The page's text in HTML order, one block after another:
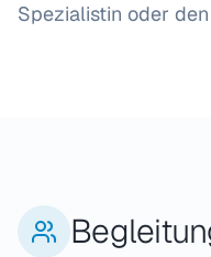
Spezialistin oder